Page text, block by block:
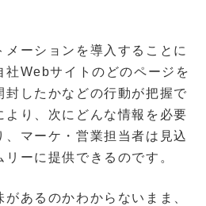
メーションを導入することに
社Webサイトのどのページを
封したかなどの行動が把握で
より、次にどんな情報を必要
、マーケ・営業担当者は見込
ーに提供できるのです。
あるのかわからないまま、